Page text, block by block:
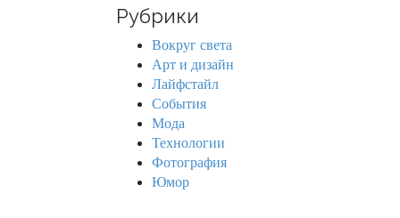
c
Рубрики
Вокруг света
Арт и дизайн
Лайфстайл
События
Мода
Технологии
Фотография
Юмор